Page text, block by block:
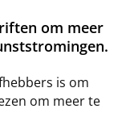
om meer
is om
om meer te